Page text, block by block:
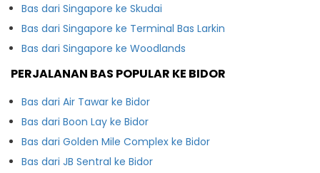
Bas dari Singapore ke Skudai
Bas dari Singapore ke Terminal Bas Larkin
Bas dari Singapore ke Woodlands
PERJALANAN BAS POPULAR KE BIDOR
Bas dari Air Tawar ke Bidor
Bas dari Boon Lay ke Bidor
Bas dari Golden Mile Complex ke Bidor
Bas dari JB Sentral ke Bidor